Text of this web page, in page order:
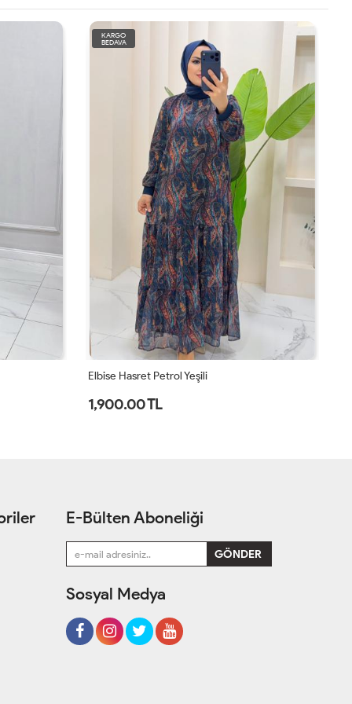
KARGO
BEDAVA
Elbise Tuğba Acı Kahve
1,000.00 TL
E-Bülten Aboneliği
Sosyal Medya